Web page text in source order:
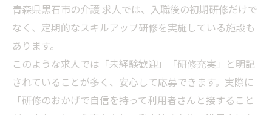
青森県黒石市の介護 求人では、入職後の初期研修だけで
なく、定期的なスキルアップ研修を実施している施設も
あります。
このような求人では「未経験歓迎」「研修充実」と明記
されていることが多く、安心して応募できます。実際に
「研修のおかげで自信を持って利用者さんと接すること